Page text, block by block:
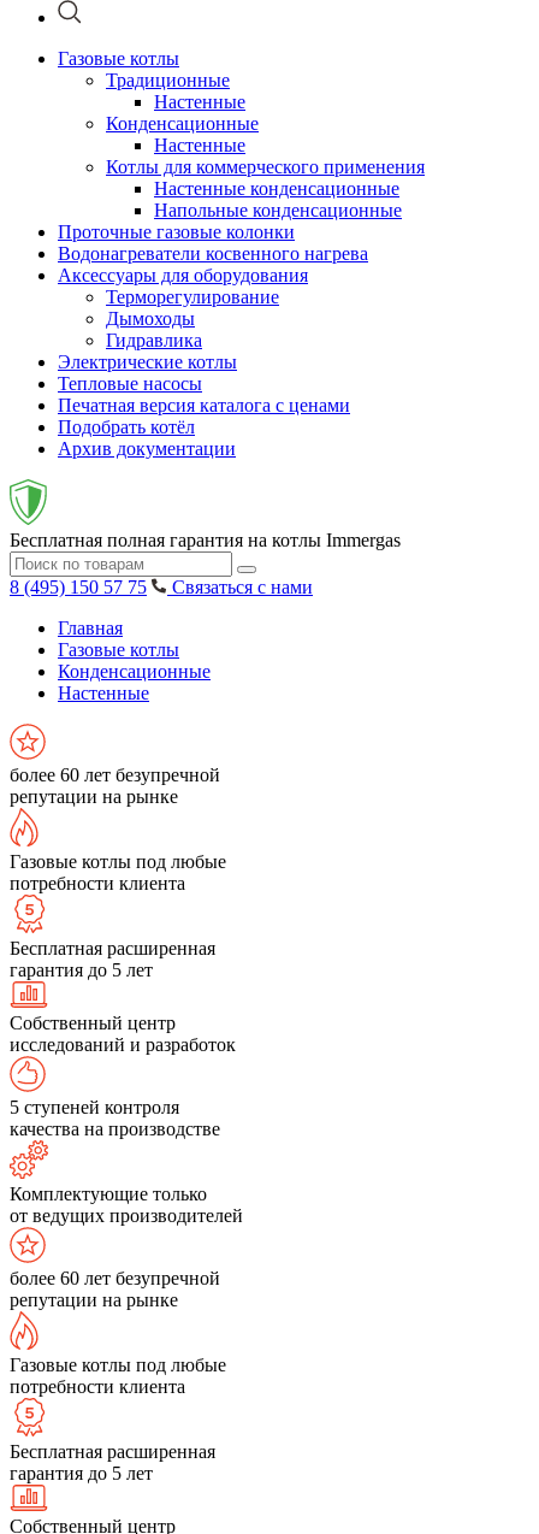
Газовые котлы
Традиционные
Настенные
Конденсационные
Настенные
Котлы для коммерческого применения
Настенные конденсационные
Напольные конденсационные
Проточные газовые колонки
Водонагреватели косвенного нагрева
Аксессуары для оборудования
Терморегулирование
Дымоходы
Гидравлика
Электрические котлы
Тепловые насосы
Печатная версия каталога с ценами
Подобрать котёл
Архив документации
Бесплатная полная гарантия на котлы Immergas
8 (495) 150 57 75
Связаться с нами
Главная
Газовые котлы
Конденсационные
Настенные
более 60 лет безупречной
репутации на рынке
Газовые котлы под любые
потребности клиента
Бесплатная расширенная
гарантия до 5 лет
Собственный центр
исследований и разработок
5 ступеней контроля
качества на производстве
Комплектующие только
от ведущих производителей
более 60 лет безупречной
репутации на рынке
Газовые котлы под любые
потребности клиента
Бесплатная расширенная
гарантия до 5 лет
Собственный центр